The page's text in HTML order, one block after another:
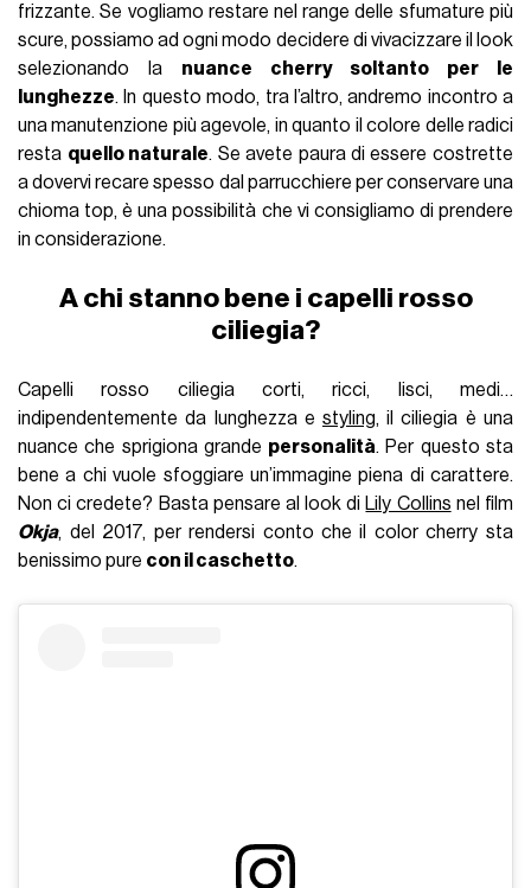
frizzante. Se vogliamo restare nel range delle sfumature più
scure, possiamo ad ogni modo decidere di vivacizzare il look
selezionando la nuance cherry soltanto per le
lunghezze. In questo modo, tra l’altro, andremo incontro a
una manutenzione più agevole, in quanto il colore delle radici
resta quello naturale. Se avete paura di essere costrette
a dovervi recare spesso dal parrucchiere per conservare una
chioma top, è una possibilità che vi consigliamo di prendere
in considerazione.
A chi stanno bene i capelli rosso
ciliegia?
Capelli rosso ciliegia corti, ricci, lisci, medi…
indipendentemente da lunghezza e styling, il ciliegia è una
nuance che sprigiona grande personalità. Per questo sta
bene a chi vuole sfoggiare un’immagine piena di carattere.
Non ci credete? Basta pensare al look di Lily Collins nel film
Okja, del 2017, per rendersi conto che il color cherry sta
benissimo pure con il caschetto.